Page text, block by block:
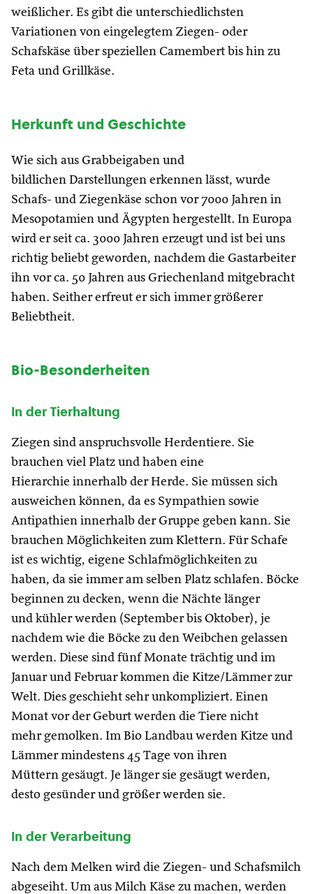
weißlicher. Es gibt die unterschiedlichsten
Variationen von eingelegtem Ziegen- oder
Schafskäse über speziellen Camembert bis hin zu
Feta und Grillkäse.
Herkunft und Geschichte
Wie sich aus Grabbeigaben und
bildlichen Darstellungen erkennen lässt, wurde
Schafs- und Ziegenkäse schon vor 7000 Jahren in
Mesopotamien und Ägypten hergestellt. In Europa
wird er seit ca. 3000 Jahren erzeugt und ist bei uns
richtig beliebt geworden, nachdem die Gastarbeiter
ihn vor ca. 50 Jahren aus Griechenland mitgebracht
haben. Seither erfreut er sich immer größerer
Beliebtheit.
Bio-Besonderheiten
In der Tierhaltung
Ziegen sind anspruchsvolle Herdentiere. Sie
brauchen viel Platz und haben eine
Hierarchie innerhalb der Herde. Sie müssen sich
ausweichen können, da es Sympathien sowie
Antipathien innerhalb der Gruppe geben kann. Sie
brauchen Möglichkeiten zum Klettern. Für Schafe
ist es wichtig, eigene Schlafmöglichkeiten zu
haben, da sie immer am selben Platz schlafen. Böcke
beginnen zu decken, wenn die Nächte länger
und kühler werden (September bis Oktober), je
nachdem wie die Böcke zu den Weibchen gelassen
werden. Diese sind fünf Monate trächtig und im
Januar und Februar kommen die Kitze/Lämmer zur
Welt. Dies geschieht sehr unkompliziert. Einen
Monat vor der Geburt werden die Tiere nicht
mehr gemolken. Im Bio Landbau werden Kitze und
Lämmer mindestens 45 Tage von ihren
Müttern gesäugt. Je länger sie gesäugt werden,
desto gesünder und größer werden sie.
In der Verarbeitung
Nach dem Melken wird die Ziegen- und Schafsmilch
abgeseiht. Um aus Milch Käse zu machen, werden